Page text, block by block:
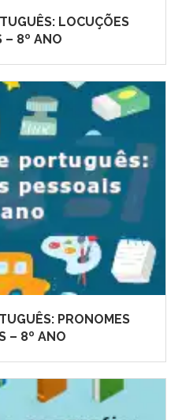
LOCUÇÕES
– 8º ANO
PRONOMES
– 8º ANO